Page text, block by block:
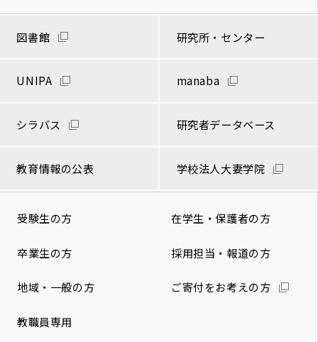
図書館 研究所・センター
UNIPA manaba
シラバス 研究者データベース
教育情報の公表 学校法人大妻学院
受験生の方 在学生・保護者の方
卒業生の方 採用担当・報道の方
地域・一般の方 ご寄付をお考えの方
教職員専用